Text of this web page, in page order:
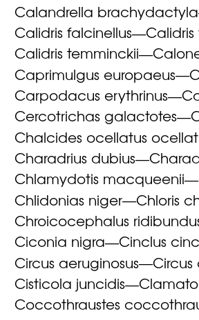
Calandrella brachydactyla
Calidris falcinellus—
Calidris temminckii—
Caprimulgus europaeus—
Carpodacus erythrinus—
Cercotrichas galactotes—
Chalcides ocellatus
Charadrius dubius—
Chlamydotis macqueenii—
Chlidonias niger—Chloris
Chroicocephalus
Ciconia nigra—Cinclus
Circus aeruginosus—Circus
Cisticola juncidis—
Coccothraustes